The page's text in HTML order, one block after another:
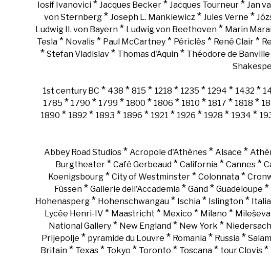
Iosif Ivanovici * Jacques Becker * Jacques Tourneur * Jan
von Sternberg * Joseph L. Mankiewicz * Jules Verne *
Ludwig II. von Bayern * Ludwig von Beethoven * Marin
Tesla * Novalis * Paul McCartney * Périclès * René Clair *
* Stefan Vladislav * Thomas d'Aquin * Théodore de Banville
1st century BC * 438 * 815 * 1218 * 1235 * 1294 * 1432 *
1785 * 1790 * 1799 * 1800 * 1806 * 1810 * 1817 * 1818 *
1890 * 1892 * 1893 * 1896 * 1921 * 1926 * 1928 * 1934 *
Abbey Road Studios* Acropole d'Athènes* Alsace *
Burgtheater* Café Gerbeaud* California* Cannes*
Koenigsbourg * City of Westminster * Colonnata *
Füssen * Gallerie dell'Accademia * Gand * Guadeloupe *
Hohenasperg* Hohenschwangau* Ischia* Islington* Italia
Lycée Henri-IV * Maastricht * Mexico * Milano *
National Gallery* New England* New York *
Prijepolje * pyramide du Louvre * Romania * Russia *
Britain* Texas* Tokyo * Toronto * Toscana* tour Clovis*